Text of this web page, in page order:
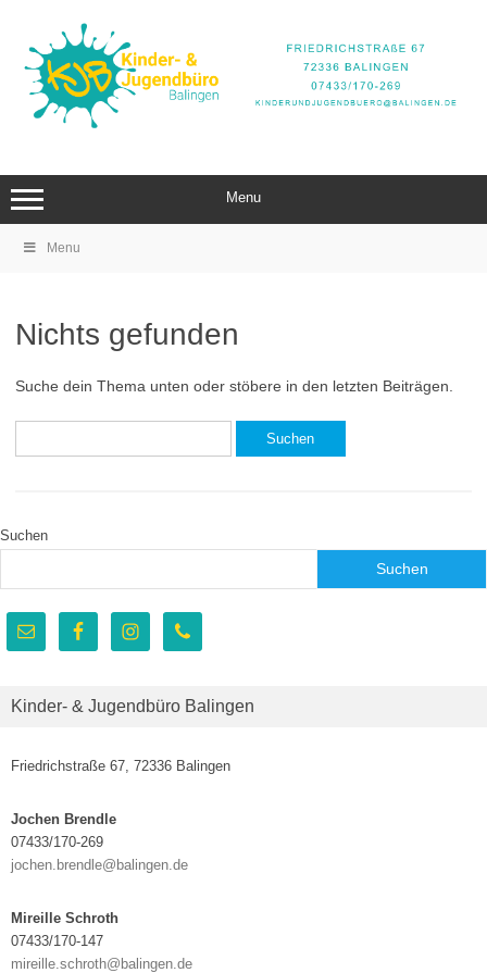
Menu
Menu
Nichts gefunden
Suche dein Thema unten oder stöbere in den letzten Beiträgen.
nach:
Suchen
Suchen
Kinder- & Jugendbüro Balingen
Friedrichstraße 67, 72336 Balingen
Jochen Brendle
07433/170-269
jochen.brendle@balingen.de
Mireille Schroth
07433/170-147
mireille.schroth@balingen.de